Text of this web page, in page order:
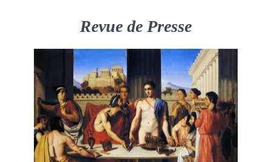
Revue de Presse